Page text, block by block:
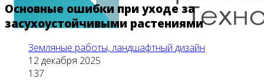
Основные ошибки при уходе за
засухоустойчивыми растениями
Земляные работы, ландшафтный дизайн
12 декабря 2025
137